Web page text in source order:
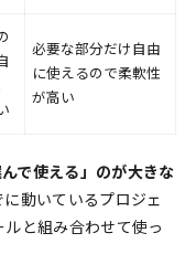
必要な部分だけ自由
に使えるので柔軟性
が高い
で使える」のが大きな
動いているプロジェ
と組み合わせて使っ